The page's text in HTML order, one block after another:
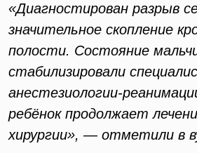
«Диагностирован разрыв
значительное скопление
полости. Состояние
стабилизировали
анестезиологии-
ребёнок продолжает
хирургии», — отметили в